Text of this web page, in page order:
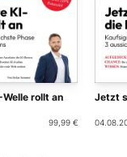
rollt an
99,99 €
Jetzt